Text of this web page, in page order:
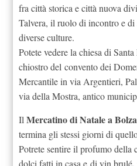
fra città storica e città nuova
Talvera, il ruolo di incontro e di
diverse culture.
Potete vedere la chiesa di
chiostro del convento dei
Mercantile in via Argentieri,
via della Mostra, antico
IlMercatino di Natale a
termina gli stessi giorni di
Potrete sentire il profumo della
dolci fatti in casa e di vin